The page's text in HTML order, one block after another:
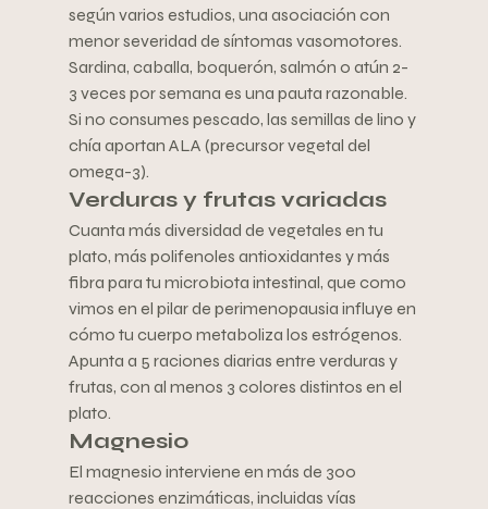
según varios estudios, una asociación con
menor severidad de síntomas vasomotores.
Sardina, caballa, boquerón, salmón o atún 2-
3 veces por semana es una pauta razonable.
Si no consumes pescado, las semillas de lino y
chía aportan ALA (precursor vegetal del
omega-3).
Verduras y frutas variadas
Cuanta más diversidad de vegetales en tu
plato, más polifenoles antioxidantes y más
fibra para tu microbiota intestinal, que como
vimos en el pilar de perimenopausia influye en
cómo tu cuerpo metaboliza los estrógenos.
Apunta a 5 raciones diarias entre verduras y
frutas, con al menos 3 colores distintos en el
plato.
Magnesio
El magnesio interviene en más de 300
reacciones enzimáticas, incluidas vías